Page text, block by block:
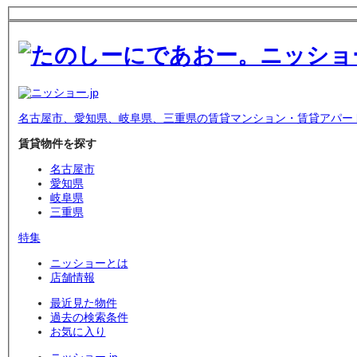
名古屋市、愛知県、岐阜県、三重県の賃貸マンション・賃貸アパー
賃貸物件を探す
名古屋市
愛知県
岐阜県
三重県
特集
ニッショーとは
店舗情報
最近見た物件
過去の検索条件
お気に入り